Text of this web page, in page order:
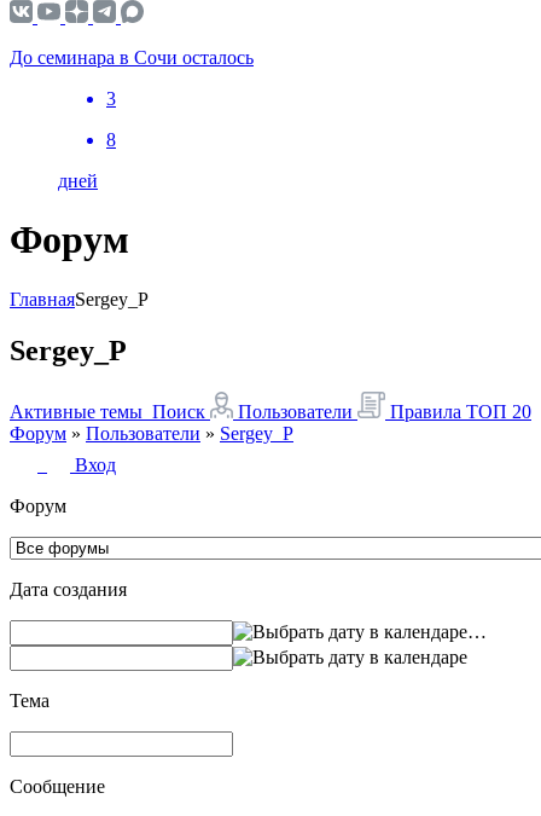
До семинара в Сочи осталось
3
8
дней
Форум
ГлавнаяSergey_P
Sergey_P
Активные темы Поиск Пользователи Правила ТОП 20
Форум » Пользователи » Sergey_P
Вход
Форум
Дата создания
…
Тема
Сообщение